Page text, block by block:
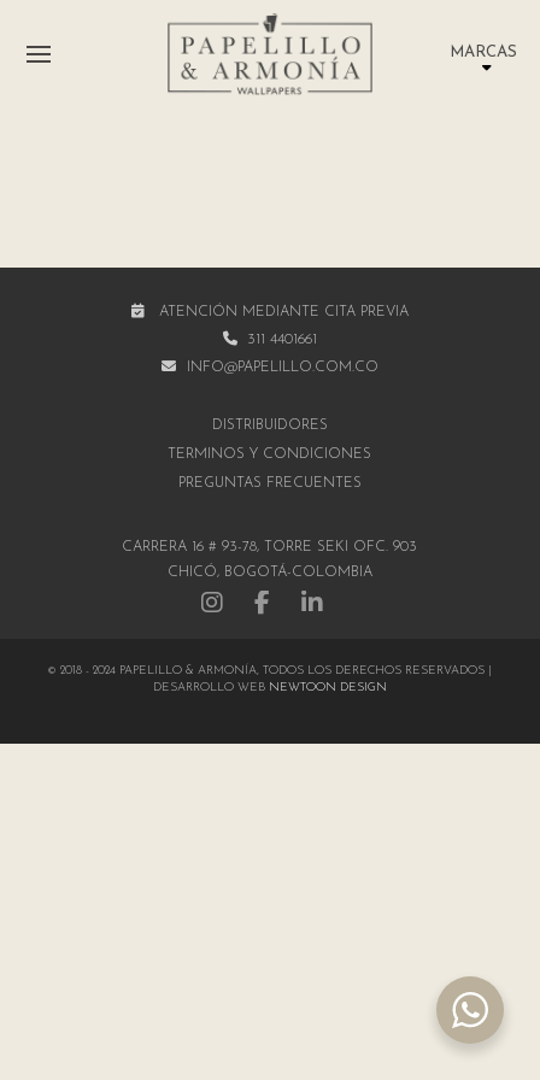
MARCAS
ATENCIÓN MEDIANTE CITA PREVIA
311 4401661
INFO@PAPELILLO.COM.CO
DISTRIBUIDORES
TÉRMINOS Y CONDICIONES
PREGUNTAS FRECUENTES
CARRERA 16 # 93-78, TORRE SEKI OFC. 903
CHICÓ, BOGOTÁ-COLOMBIA
© 2018 - 2024 PAPELILLO & ARMONÍA, TODOS LOS DERECHOS RESERVADOS |
DESARROLLO WEB NEWTOON DESIGN